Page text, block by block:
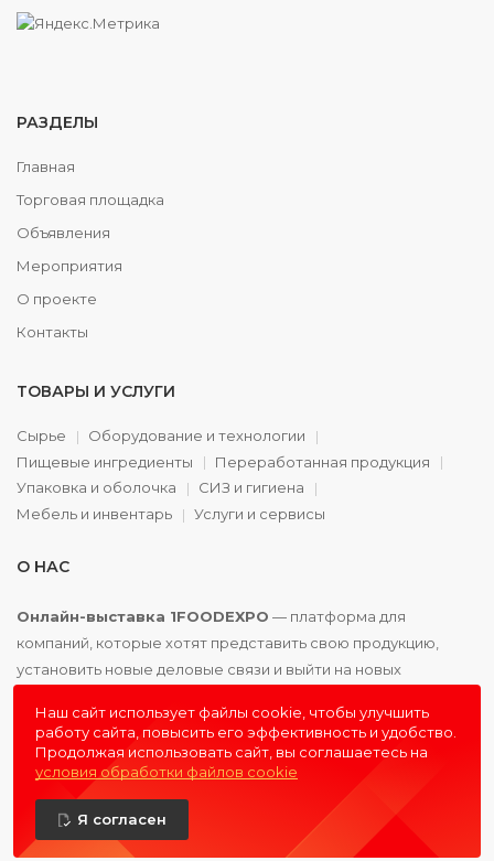
РАЗДЕЛЫ
Главная
Торговая площадка
Объявления
Мероприятия
О проекте
Контакты
ТОВАРЫ И УСЛУГИ
Сырье
Оборудование и технологии
Пищевые ингредиенты
Переработанная продукция
Упаковка и оболочка
СИЗ и гигиена
Мебель и инвентарь
Услуги и сервисы
О НАС
Онлайн-выставка 1FOODEXPO — платформа для
компаний, которые хотят представить свою продукцию,
установить новые деловые связи и выйти на новых
© 2016 - 20261FOODEXPO
- первая пищевая онлайн-
Наш сайт использует файлы cookie, чтобы улучшить
работу сайта, повысить его эффективность и удобство.
Продолжая использовать сайт, вы соглашаетесь на
условия обработки файлов cookie
Я согласен